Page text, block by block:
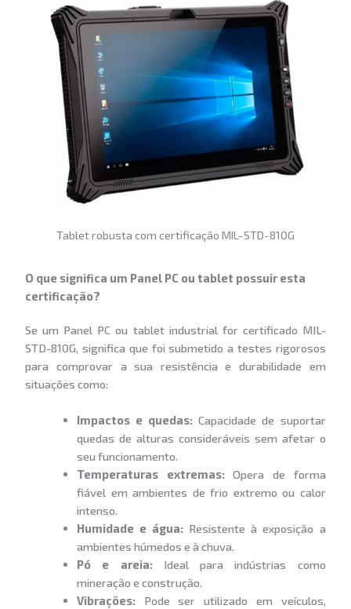
Tablet robusta com certificação MIL-STD-810G
O que significa um Panel PC ou tablet possuir esta
certificação?
Se um Panel PC ou tablet industrial for certificado MIL-
STD-810G, significa que foi submetido a testes rigorosos
para comprovar a sua resistência e durabilidade em
situações como:
Impactos e quedas: Capacidade de suportar
quedas de alturas consideráveis sem afetar o
seu funcionamento.
Temperaturas extremas:Opera de forma
fiável em ambientes de frio extremo ou calor
intenso.
Humidade e água: Resistente à exposição a
ambientes húmedos e à chuva.
Pó e areia:Ideal para indústrias como
mineração e construção.
Vibrações: Pode ser utilizado em veículos,